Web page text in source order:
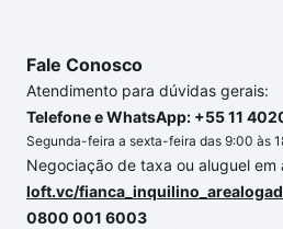
Fale Conosco
Atendimento para dúvidas gerais:
Telefone e WhatsApp: +55 11
Segunda-feira a sexta-feira das 9:00 às
Negociação de taxa ou aluguel em
loft.vc/
0800 001 6003